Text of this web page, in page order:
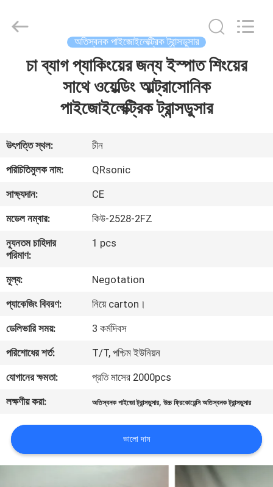
আমাদের
সম্বন্ধে
কারখানা
পরিদর্শন
নিয়ন্ত্রণ
আমাদের
সাথে
যোগাযোগ
করুন
খবর
মামলা
Equipment
Co.,Ltd.
অতিস্বনক পাইজোইলেক্ট্রিক ট্রান্সডুসার
চা ব্যাগ প্যাকিংয়ের জন্য ইস্পাত শিংয়ের
সাথে ওয়েল্ডিং আল্ট্রাসোনিক
পাইজোইলেক্ট্রিক ট্রান্সডুসার
উৎপত্তি স্থল:
চীন
পরিচিতিমুলক নাম:
QRsonic
সাক্ষ্যদান:
CE
মডেল নম্বার:
কিউ-2528-2FZ
ন্যূনতম চাহিদার
পরিমাণ:
1 pcs
মূল্য:
Negotation
প্যাকেজিং বিবরণ:
নিয়ে carton।
ডেলিভারি সময়:
3 কর্মদিবস
পরিশোধের শর্ত:
T/T, পশ্চিম ইউনিয়ন
যোগানের ক্ষমতা:
প্রতি মাসের 2000pcs
লক্ষণীয় করা:
অতিস্বনক পাইজো ট্রান্সডুসার,উচ্চ ফ্রিকোয়েন্সি অতিস্বনক ট্রান্সডুসার
ভালো দাম